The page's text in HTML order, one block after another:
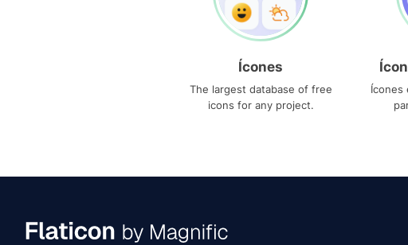
Ícones
The largest database of free
icons for any project.
Ícones